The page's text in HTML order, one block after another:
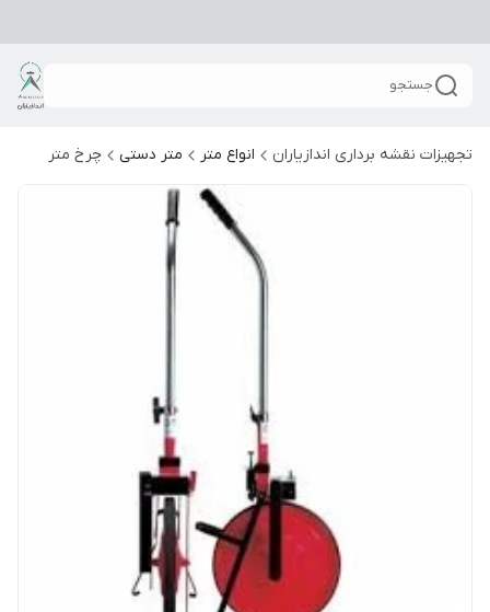
جستجو
تجهیزات نقشه برداری اندازیاران انواع متر متر دستی چرخ متر